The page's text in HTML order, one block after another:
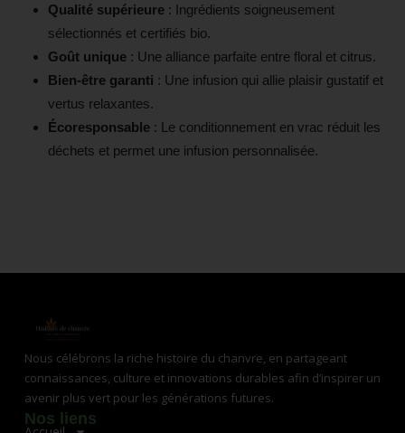
Qualité supérieure: Ingrédients soigneusement
sélectionnés et certifiés bio.
Goût unique: Une alliance parfaite entre floral et citrus.
Bien-être garanti : Une infusion qui allie plaisir gustatif et
vertus relaxantes.
Écoresponsable: Le conditionnement en vrac réduit les
déchets et permet une infusion personnalisée.
Nous célébrons la riche histoire du chanvre, en partageant
connaissances, culture et innovations durables afin d’inspirer un
avenir plus vert pour les générations futures.
Nos liens